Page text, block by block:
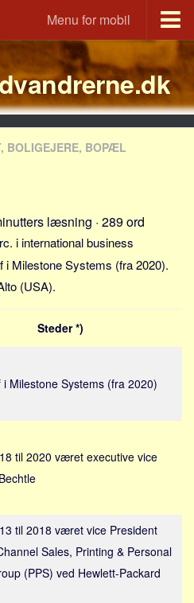
Menu for mobil
BOLIGEJERE, BOPÆL
læsning · 289 ord
i international business
i Milestone Systems (fra 2020).
(USA).
Steder *)
Milestone Systems (fra 2020)
til 2020 været executive vice
til 2018 været vice President
Sales, Printing & Personal
(PPS) ved Hewlett-Packard